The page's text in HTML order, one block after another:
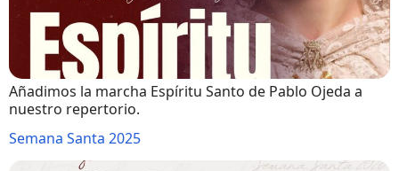
Añadimos la marcha Espíritu Santo de Pablo Ojeda a
nuestro repertorio.
Semana Santa 2025